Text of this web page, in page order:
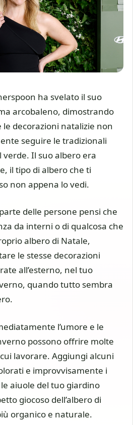
ha svelato il suo
arcobaleno, dimostrando
decorazioni natalizie non
seguire le tradizionali
verde. Il suo albero era
il tipo di albero che ti
non appena lo vedi.
delle persone pensi che
da interni o di qualcosa che
albero di Natale,
le stesse decorazioni
all’esterno, nel tuo
quando tutto sembra
l’umore e le
possono offrire molte
lavorare. Aggiungi alcuni
e improvvisamente i
aiuole del tuo giardino
giocoso dell’albero di
organico e naturale.